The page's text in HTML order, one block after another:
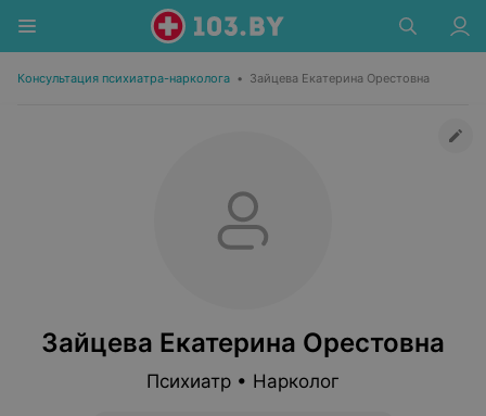
Консультация психиатра-нарколога • Зайцева Екатерина Орестовна
Зайцева Екатерина Орестовна
Психиатр • Нарколог